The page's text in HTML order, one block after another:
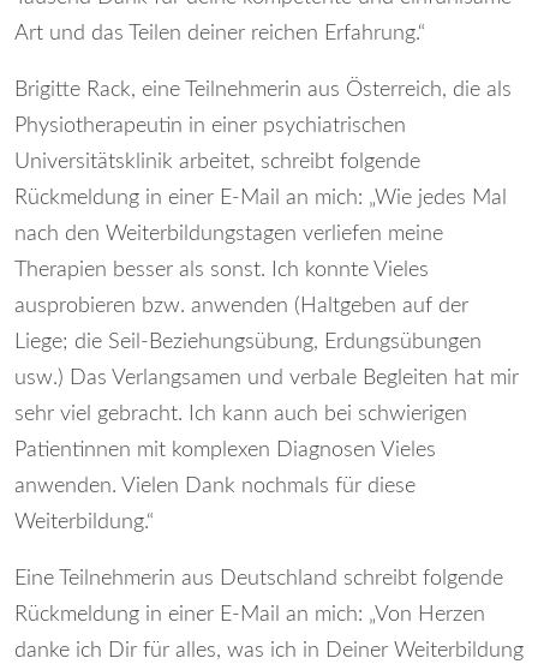
Art und das Teilen deiner reichen Erfahrung.“
Brigitte Rack, eine Teilnehmerin aus Österreich, die als
Physiotherapeutin in einer psychiatrischen
Universitätsklinik arbeitet, schreibt folgende
Rückmeldung in einer E-Mail an mich: „Wie jedes Mal
nach den Weiterbildungstagen verliefen meine
Therapien besser als sonst. Ich konnte Vieles
ausprobieren bzw. anwenden (Haltgeben auf der
Liege; die Seil-Beziehungsübung, Erdungsübungen
usw.) Das Verlangsamen und verbale Begleiten hat mir
sehr viel gebracht. Ich kann auch bei schwierigen
Patientinnen mit komplexen Diagnosen Vieles
anwenden. Vielen Dank nochmals für diese
Weiterbildung.“
Eine Teilnehmerin aus Deutschland schreibt folgende
Rückmeldung in einer E-Mail an mich: „Von Herzen
danke ich Dir für alles, was ich in Deiner Weiterbildung